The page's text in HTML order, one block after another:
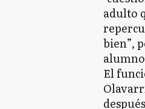
adulto
bien”,
El